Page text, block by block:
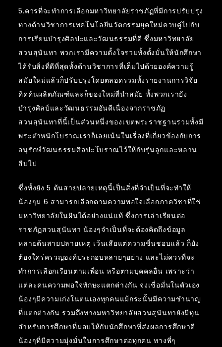
5.ควรที่จะทำการเลือกมหาวิทยาลัยราชภัฏที่มีการปรับปรุง
ทางด้านวิชาการเทคโนโลยีนวัตกรรมยุคใหม่ควบคู่ไปกับ
การเรียนบำรุงศิลปะและวัฒนธรรมที่ดี ซึ่งมหาวิทยาลัย
สวนสุนันทา พวกเรามีความตั้งใจรวมทั้งตั้งมั่นให้นักศึกษา
ได้รับสิ่งที่ดีที่สุดทั้งด้านวิชาการที่เต็มไปด้วยองค์ความรู้
สมัยใหม่แล้วก็ปรับปรุงโดยตลอดรวมทั้งรายงานการวิจัย
คิดค้นผลิตภัณฑ์และก็ของใหม่ที่นำสมัย ทั้งพวกเรายัง
บำรุงศิลป์และวัฒนธรรมอันดีเนื่องจากราชภัฏ
สวนสุนันทาที่นี้เป็นส่วนหนึ่งของเขตพระราชฐานรวมทั้งมี
พระตำหนักโบราณเราก็เลยเน้นในเรื่องที่เกี่ยวข้องกับการ
อนุรักษ์วัฒนธรรมศิลปะโบราณไว้ให้กับรุ่นลูกและหลาน
สืบไป
ซึ่งทั้งยัง 5 ต้นสายปลายเหตุนี้เป็นสิ่งที่จำเป็นที่จะทำให้
น้องๆม 6 สามารถเลือกตามความพอใจเลือกภาควิชาที่ใช่
มหาวิทยาลัยในฝันได้อย่างแน่แท้ ซึ่งการเล่าเรียนต่อ
ราชภัฏสวนสุนันทา น้องๆจำเป็นที่จะต้องคิดถึงข้อมูล
หลายต้นสายปลายเหตุ เว้นเสียแต่ความชื่นชอบแล้ว ก็ยัง
ต้องใคร่ครวญองค์ประกอบหลายๆอย่าง และไม่ควรที่จะ
ทำการเลือกเรียนตามเพื่อน หรือตามบุคคลอื่น เพราะว่า
แต่ละคนความพอใจทักษะแตกต่างกัน จงเชื่อมั่นในตัวเอง
น้องๆมีความเก่งในตนเองทุกคนแม้กระนั้นมีความชำนาญ
ที่แตกต่างกัน รวมถึงทางมหาวิทยาลัยสวนสุนันทายังมีทุน
สำหรับการศึกษาที่มอบให้กับนักศึกษาที่ส่งผลการศึกษาดี
น้องๆที่มีความมุ่งมั่นในการศึกษาต่อทุกคน ทางพี่ๆ